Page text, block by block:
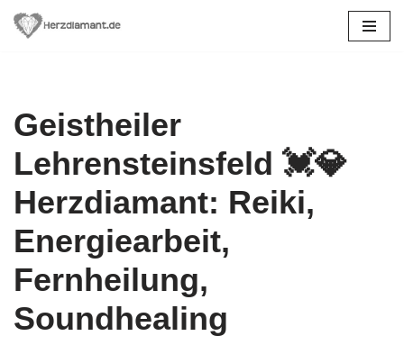
Geistheiler
Lehrensteinsfeld 💓️💎
Herzdiamant: Reiki,
Energiearbeit,
Fernheilung,
Soundhealing